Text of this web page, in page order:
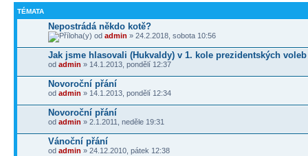
TÉMATA
Nepostrádá někdo kotě?
od admin » 24.2.2018, sobota 10:56
Jak jsme hlasovali (Hukvaldy) v 1. kole prezidentských voleb
od admin » 14.1.2013, pondělí 12:37
Novoroční přání
od admin » 14.1.2013, pondělí 12:34
Novoroční přání
od admin » 2.1.2011, neděle 19:31
Vánoční přání
od admin » 24.12.2010, pátek 12:38